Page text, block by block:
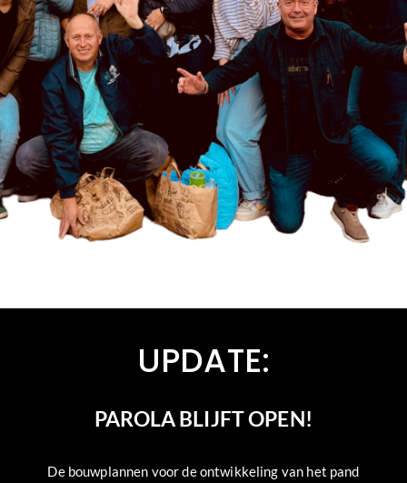
UPDATE:
PAROLA BLIJFT OPEN!
De bouwplannen voor de ontwikkeling van het pand